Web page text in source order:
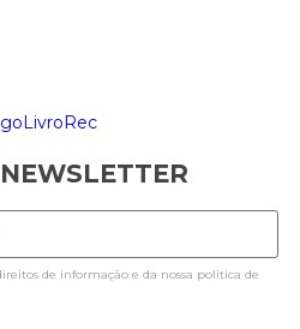
de informação e da nossa politica de